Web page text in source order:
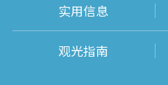
实用信息
观光指南